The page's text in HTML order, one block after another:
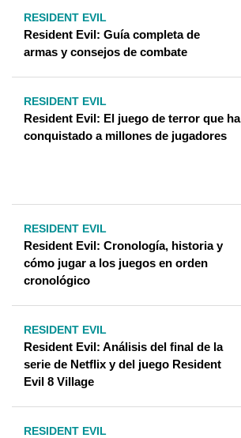
RESIDENT EVIL
Resident Evil: Guía completa de
armas y consejos de combate
RESIDENT EVIL
Resident Evil: El juego de terror que ha
conquistado a millones de jugadores
RESIDENT EVIL
Resident Evil: Cronología, historia y
cómo jugar a los juegos en orden
cronológico
RESIDENT EVIL
Resident Evil: Análisis del final de la
serie de Netflix y del juego Resident
Evil 8 Village
RESIDENT EVIL